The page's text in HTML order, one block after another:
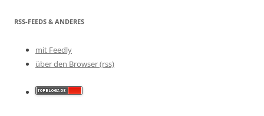
RSS-FEEDS & ANDERES
mit Feedly
über den Browser (rss)